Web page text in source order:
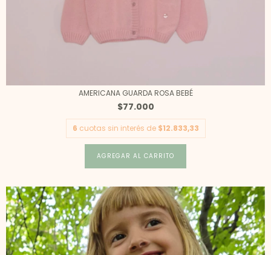
AMERICANA GUARDA ROSA BEBÉ
$77.000
6 cuotas sin interés de $12.833,33
AGREGAR AL CARRITO